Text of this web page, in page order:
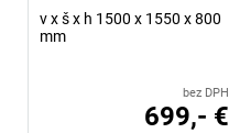
v x š x h 1500 x 1550 x 800
mm
bez DPH
699,- €